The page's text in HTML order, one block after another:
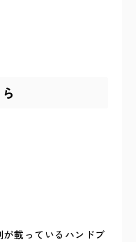
載っているハンドブ